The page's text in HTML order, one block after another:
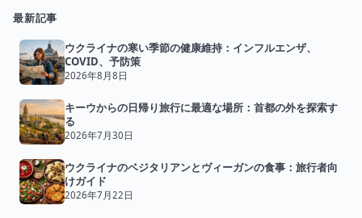
最新記事
ウクライナの寒い季節の健康維持：インフルエンザ、
COVID、予防策
2026年8月8日
キーウからの日帰り旅行に最適な場所：首都の外を探索す
る
2026年7月30日
ウクライナのベジタリアンとヴィーガンの食事：旅行者向
けガイド
2026年7月22日